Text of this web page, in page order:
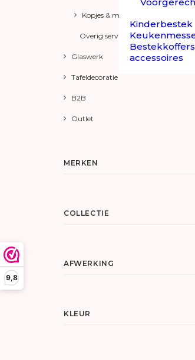
9,8
Kinderbestek
accessoires
Kopjes & mokken
Overig servies
Glaswerk
Tafeldecoratie
B2B
Outlet
MERKEN
COLLECTIE
AFWERKING
KLEUR